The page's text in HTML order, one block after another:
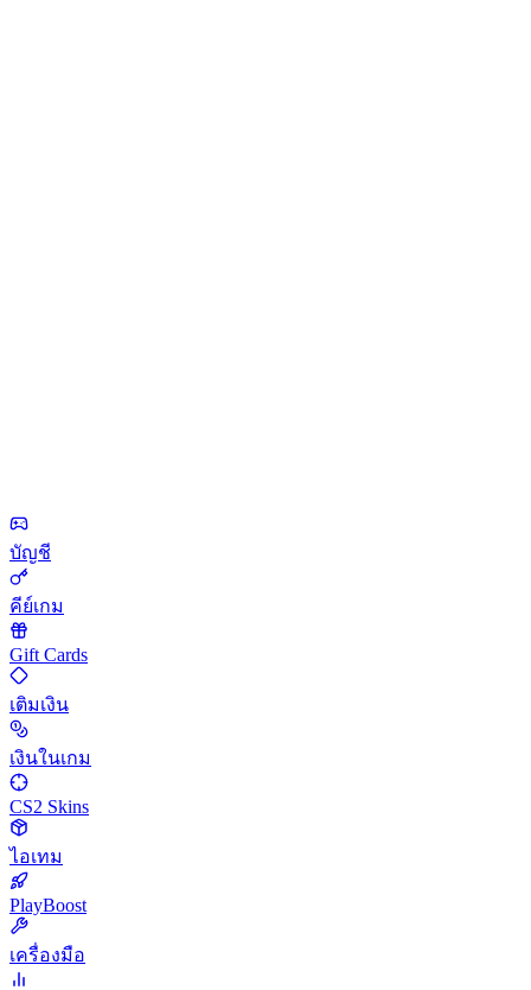
บัญชี
คีย์เกม
Gift Cards
เติมเงิน
เงินในเกม
CS2 Skins
ไอเทม
PlayBoost
เครื่องมือ